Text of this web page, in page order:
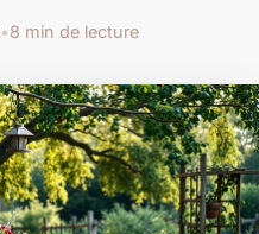
•8 min de lecture